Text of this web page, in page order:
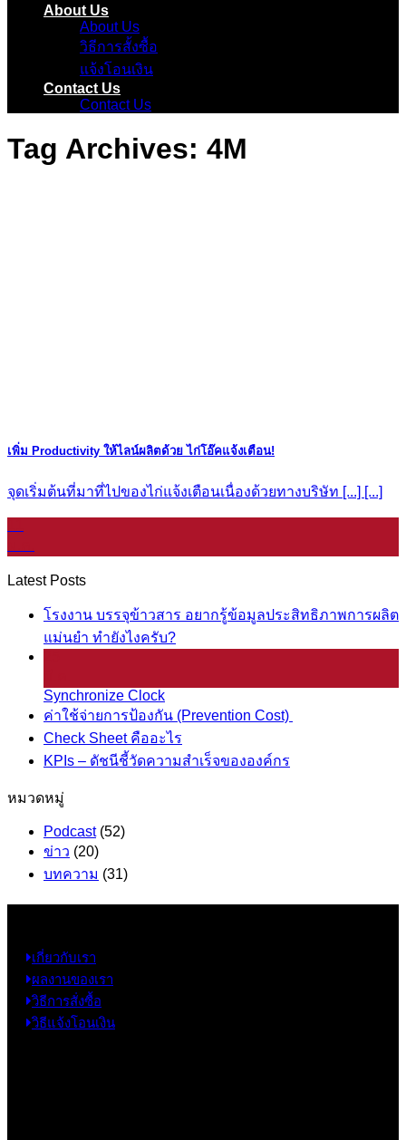
ตะกร้าสินค้า
ไม่มีสินค้าในตะกร้า
About Us
About Us
วิธีการสั้งซื้อ
แจ้งโอนเงิน
Contact Us
Contact Us
Tag Archives: 4M
เพิ่ม Productivity ให้ไลน์ผลิตด้วย ไก่โอ๊คแจ้งเตือน!
จุดเริ่มต้นที่มาที่ไปของไก่แจ้งเตือนเนื่องด้วยทางบริษัท [...] [...]
Latest Posts
โรงงาน บรรจุข้าวสาร อยากรู้ข้อมูลประสิทธิภาพการผลิต
แม่นยำ ทำยังไงครับ?
Synchronize Clock
ค่าใช้จ่ายการป้องกัน (Prevention Cost)
Check Sheet คืออะไร
KPIs – ดัชนีชี้วัดความสำเร็จขององค์กร
หมวดหมู่
Podcast(52)
ข่าว (20)
บทความ (31)
เกี่ยวกับเรา
ผลงานของเรา
วิธีการสั่งซื้อ
วิธีแจ้งโอนเงิน